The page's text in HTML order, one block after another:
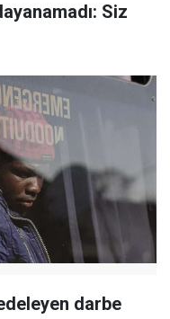
Siz
darbe